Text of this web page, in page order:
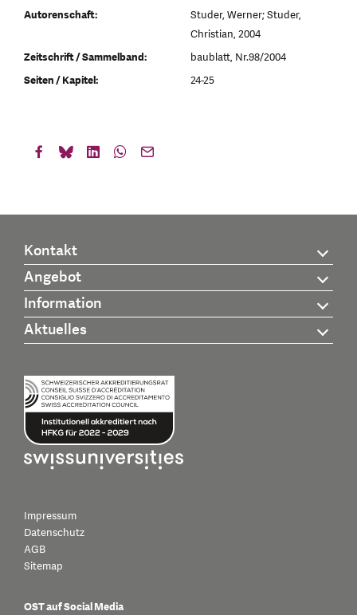
Autorenschaft:
Studer, Werner; Studer,
Christian, 2004
Zeitschrift / Sammelband:
baublatt, Nr.98/2004
Seiten / Kapitel:
24-25
Kontakt
Angebot
Information
Aktuelles
Impressum
Datenschutz
AGB
Sitemap
OST auf Social Media